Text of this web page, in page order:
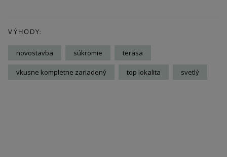
VÝHODY:
novostavba súkromie terasa
vkusne kompletne zariadený top lokalita svetlý